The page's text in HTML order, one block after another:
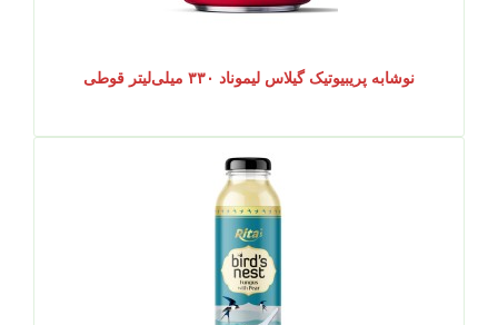
نوشابه پریبیوتیک گیلاس لیموناد ۳۳۰ میلی‌لیتر قوطی